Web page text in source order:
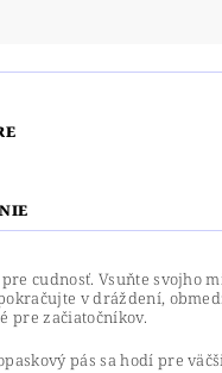
cudnosť. Vsuňte svojho
v dráždení,
pre začiatočníkov.
pás sa hodí pre